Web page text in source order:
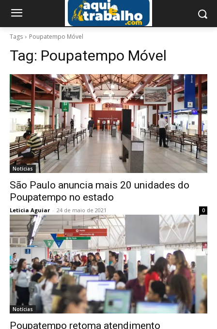
Tags Poupatempo Móvel
Tag: Poupatempo Móvel
Notícias
São Paulo anuncia mais 20 unidades do
Poupatempo no estado
Leticia Aguiar - 24 de maio de 2021 0
Notícias
Poupatempo retoma atendimento